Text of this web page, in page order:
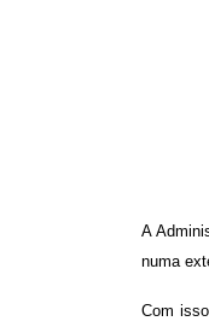
A
numa
Com